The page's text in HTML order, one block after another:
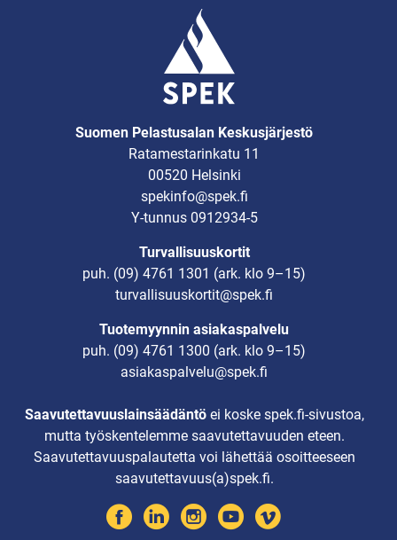
Suomen Pelastusalan Keskusjärjestö
Ratamestarinkatu 11
00520 Helsinki
spekinfo@spek.fi
Y-tunnus 0912934-5
Turvallisuuskortit
puh. (09) 4761 1301 (ark. klo 9–15)
turvallisuuskortit@spek.fi
Tuotemyynnin asiakaspalvelu
puh. (09) 4761 1300 (ark. klo 9–15)
asiakaspalvelu@spek.fi
Saavutettavuuslainsäädäntöei koske spek.fi-sivustoa,
mutta työskentelemme saavutettavuuden eteen.
Saavutettavuuspalautetta voi lähettää osoitteeseen
saavutettavuus(a)spek.fi.